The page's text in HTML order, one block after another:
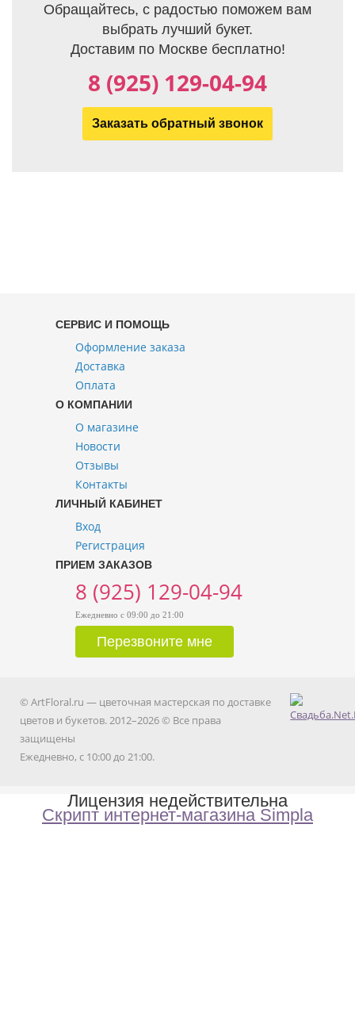
Обращайтесь, с радостью поможем вам
выбрать лучший букет.
Доставим по Москве бесплатно!
8 (925) 129-04-94
СЕРВИС И ПОМОЩЬ
Оформление заказа
Доставка
Оплата
О КОМПАНИИ
О магазине
Новости
Отзывы
Контакты
ЛИЧНЫЙ КАБИНЕТ
Вход
Регистрация
ПРИЕМ ЗАКАЗОВ
8 (925) 129-04-94
Ежедневно с 09:00 до 21:00
© ArtFloral.ru — цветочная мастерская по доставке
цветов и букетов. 2012–2026 © Все права
защищены
Ежедневно, с 10:00 до 21:00.
Лицензия недействительна
Скрипт интернет-магазина Simpla